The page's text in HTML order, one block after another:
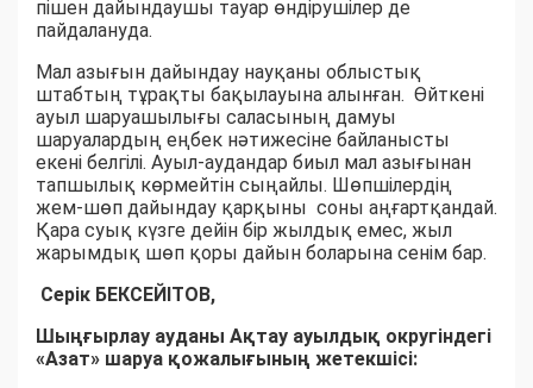
пішен дайындаушы тауар өндірушілер де
пайдалануда.
Мал азығын дайындау науқаны облыстық
штабтың тұрақты бақылауына алынған. Өйткені
ауыл шаруашылығы саласының дамуы
шаруалардың еңбек нәтижесіне байланысты
екені белгілі. Ауыл-аудандар биыл мал азығынан
тапшылық көрмейтін сыңайлы. Шөпшілердің
жем-шөп дайындау қарқыны соны аңғартқандай.
Қара суық күзге дейін бір жылдық емес, жыл
жарымдық шөп қоры дайын боларына сенім бар.
Серік БЕКСЕЙІТОВ,
Шыңғырлау ауданы Ақтау ауылдық округіндегі
«Азат» шаруа қожалығының жетекшісі: